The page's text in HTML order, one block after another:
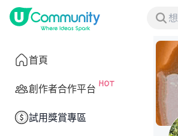
首頁
創作者合作平台
試用獎賞專區